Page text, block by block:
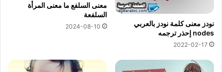
نودز معنى كلمة نودز بالعربي
nodes إحذر ترجمه
2022-02-17
معنى السلفع ما معنى المرأة
السلفعة
2024-08-10